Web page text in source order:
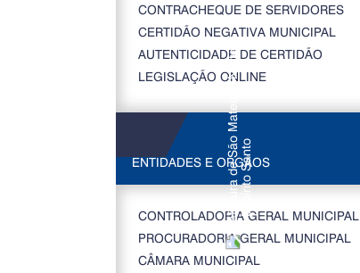
CONTRACHEQUE DE SERVIDORES
CERTIDÃO NEGATIVA MUNICIPAL
AUTENTICIDADE DE CERTIDÃO
LEGISLAÇÃO ONLINE
ENTIDADES E ORGÃOS
CONTROLADORIA GERAL MUNICIPAL
PROCURADORIA GERAL MUNICIPAL
CÂMARA MUNICIPAL